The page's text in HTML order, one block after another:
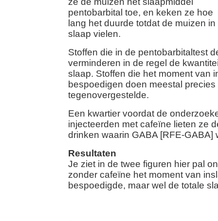
pentobarbital toe, en keken ze hoe
lang het duurde totdat de muizen in
slaap vielen.
Stoffen die in de pentobarbitaltest
verminderen in de regel de
slaap. Stoffen die het moment van
bespoedigen doen meestal precies
tegenovergestelde.
Een kwartier voordat de
injecteerden met cafeïne lieten ze
drinken waarin GABA [RFE-GABA]
Resultaten
Je ziet in de twee figuren hier pal
zonder cafeïne het moment van
bespoedigde, maar wel de totale